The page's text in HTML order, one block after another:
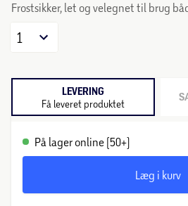
Frostsikker, let og velegnet til brug
1
LEVERING
Få leveret produktet
På lager online (50+)
Læg i kurv